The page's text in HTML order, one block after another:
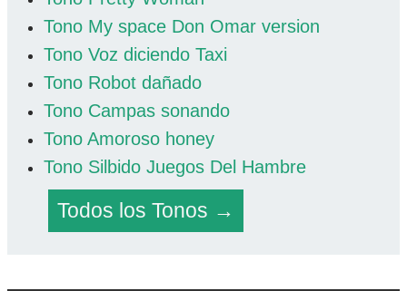
Tono My space Don Omar version
Tono Voz diciendo Taxi
Tono Robot dañado
Tono Campas sonando
Tono Amoroso honey
Tono Silbido Juegos Del Hambre
Todos los Tonos →